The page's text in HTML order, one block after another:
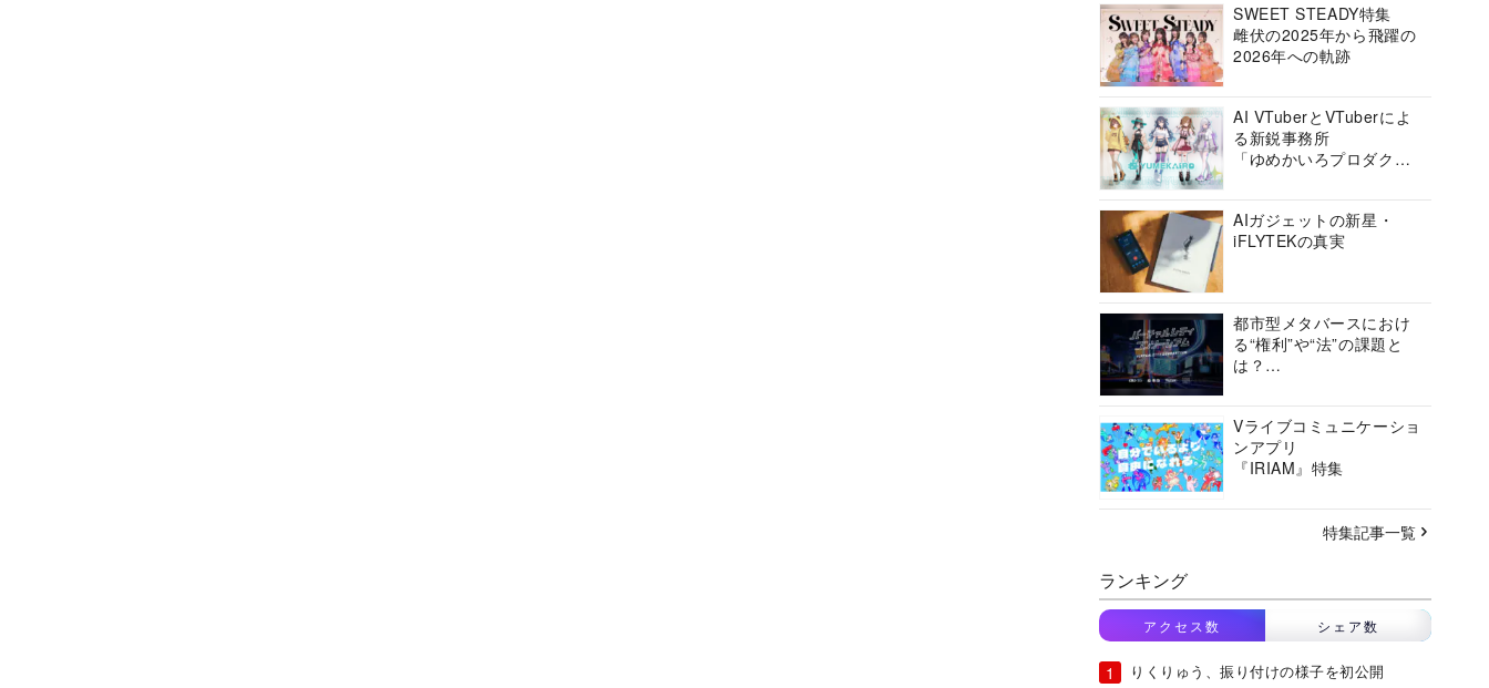
SWEET STEADY特集
雌伏の2025年から飛躍の
2026年への軌跡
AI VTuberとVTuberによ
る新鋭事務所
「ゆめかいろプロダクシ
AIガジェットの新星・
iFLYTEKの真実
都市型メタバースにおけ
る“権利”や“法”の課題と
は？
ーシアムの挑戦に迫る
Vライブコミュニケーショ
ンアプリ
『IRIAM』特集
特集記事一覧
ランキング
アクセス数 シェア数
りくりゅう、振り付けの様子を初公開